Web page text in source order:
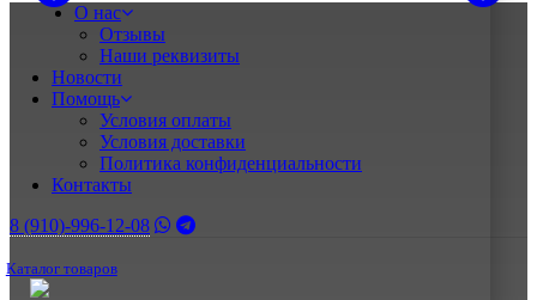
О нас
Отзывы
Наши реквизиты
Новости
Помощь
Условия оплаты
Условия доставки
Политика конфиденциальности
Контакты
8 (910)-996-12-08
Каталог товаров